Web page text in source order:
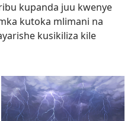
kupanda juu kwenye
kutoka mlimani na
kusikiliza kile